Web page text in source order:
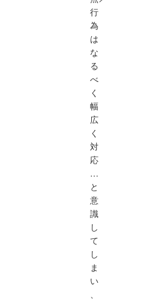
行
為
は
な
る
べ
く
幅
広
く
対
応
…
と
意
識
し
て
し
ま
い